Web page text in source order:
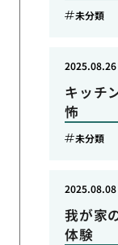
未分類
キッチ
怖
2025.08.26
未分類
我が家
体験
2025.08.08